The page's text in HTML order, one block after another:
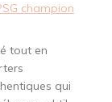
champion
tout en
qui